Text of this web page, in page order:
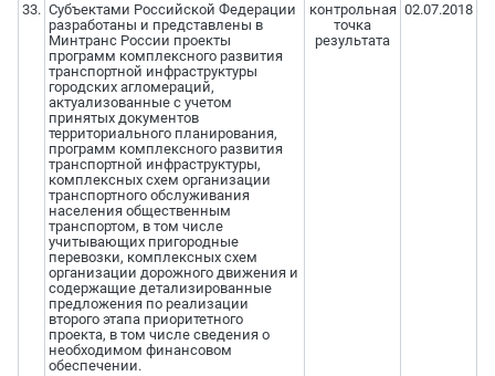
33. Субъектами Российской Федерации
разработаны и представлены в
Минтранс России проекты
программ комплексного развития
транспортной инфраструктуры
городских агломераций,
актуализованные с учетом
принятых документов
территориального планирования,
программ комплексного развития
транспортной инфраструктуры,
комплексных схем организации
транспортного обслуживания
населения общественным
транспортом, в том числе
учитывающих пригородные
перевозки, комплексных схем
организации дорожного движения и
содержащие детализированные
предложения по реализации
второго этапа приоритетного
проекта, в том числе сведения о
необходимом финансовом
обеспечении.
контрольная
точка
результата
02.07.2018